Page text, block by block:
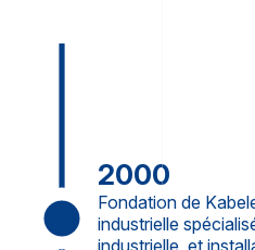
2000
Fondation de
industrielle